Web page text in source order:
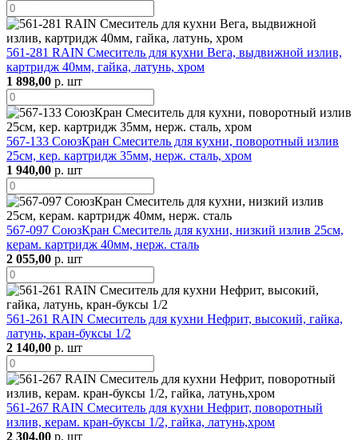
561-281 RAIN Смеситель для кухни Вега, выдвижной излив,
картридж 40мм, гайка, латунь, хром
1 898,00 р. шт
567-133 СоюзКран Смеситель для кухни, поворотный излив
25см, кер. картридж 35мм, нерж. сталь, хром
1 940,00 р. шт
567-097 СоюзКран Смеситель для кухни, низкий излив 25см,
керам. картридж 40мм, нерж. сталь
2 055,00 р. шт
561-261 RAIN Смеситель для кухни Нефрит, высокий, гайка,
латунь, кран-буксы 1/2
2 140,00 р. шт
561-267 RAIN Смеситель для кухни Нефрит, поворотный
излив, керам. кран-буксы 1/2, гайка, латунь,хром
2 304,00 р. шт